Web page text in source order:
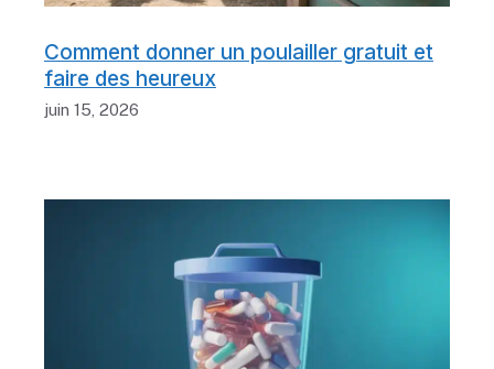
Comment donner un poulailler gratuit et
faire des heureux
juin 15, 2026